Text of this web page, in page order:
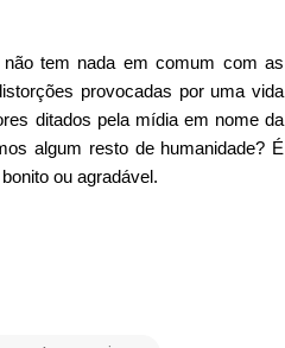
tem nada em comum com as
provocadas por uma vida
ditados pela mídia em nome da
algum resto de humanidade? É
ou agradável.